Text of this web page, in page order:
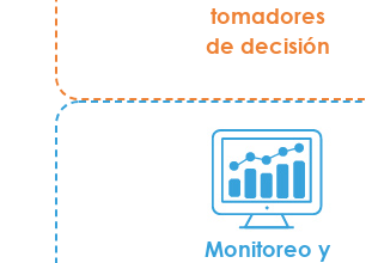
tomadores
de decisión
Monitoreo y